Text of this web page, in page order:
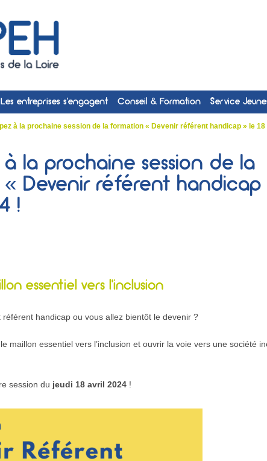
Les entreprises s’engagent Conseil & Formation Service
à la prochaine session de la formation « Devenir référent handicap » le 18
la prochaine session de la
Devenir référent handicap
!
essentiel vers l’inclusion
référent handicap ou vous allez bientôt le devenir ?
maillon essentiel vers l’inclusion et ouvrir la voie vers une société
session du jeudi 18 avril 2024 !